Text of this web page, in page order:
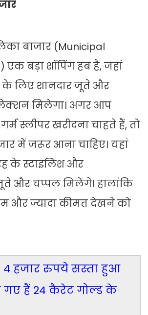
बाजार (Municipal
एक बड़ा शॉपिंग हब है, जहां
के लिए शानदार जूते और
मिलेगा। अगर आप
स्लीपर खरीदना चाहते हैं, तो
में जरूर आना चाहिए। यहां
के स्टाइलिश और
और चप्पल मिलेंगे। हालांकि
और ज्यादा कीमत देखने को
4 हजार रुपये सस्ता हुआ
गए हैं 24 कैरेट गोल्ड के